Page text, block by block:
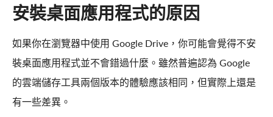
安裝桌面應用程式的原因
如果你在瀏覽器中使用 Google Drive，你可能會覺得不安
裝桌面應用程式並不會錯過什麼。雖然普遍認為 Google
的雲端儲存工具兩個版本的體驗應該相同，但實際上還是
有一些差異。